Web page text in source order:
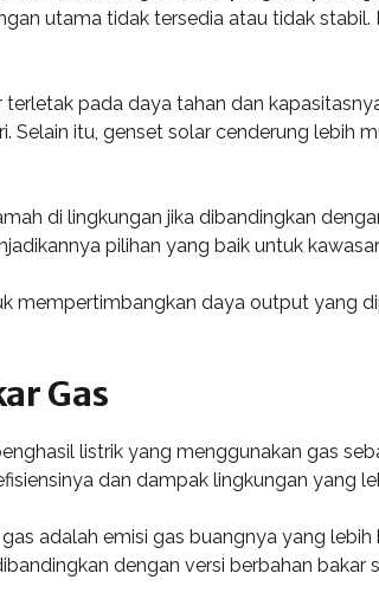
utama tidak tersedia atau tidak
pada daya tahan dan
Selain itu, genset solar cenderung lebih
di lingkungan jika dibandingkan
pilihan yang baik untuk
mempertimbangkan daya output yang
Gas
listrik yang menggunakan gas
dan dampak lingkungan yang
adalah emisi gas buangnya yang
dengan versi berbahan bakar